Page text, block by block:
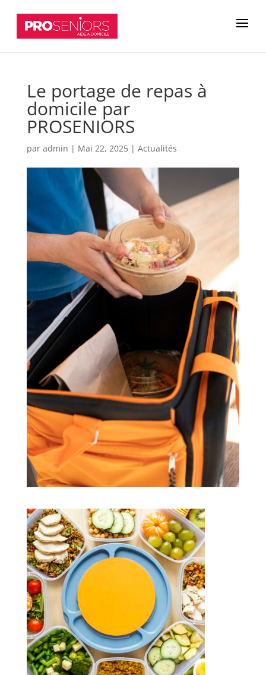
Le portage de repas à
domicile par
PROSENIORS
par admin | Mai 22, 2025| Actualités